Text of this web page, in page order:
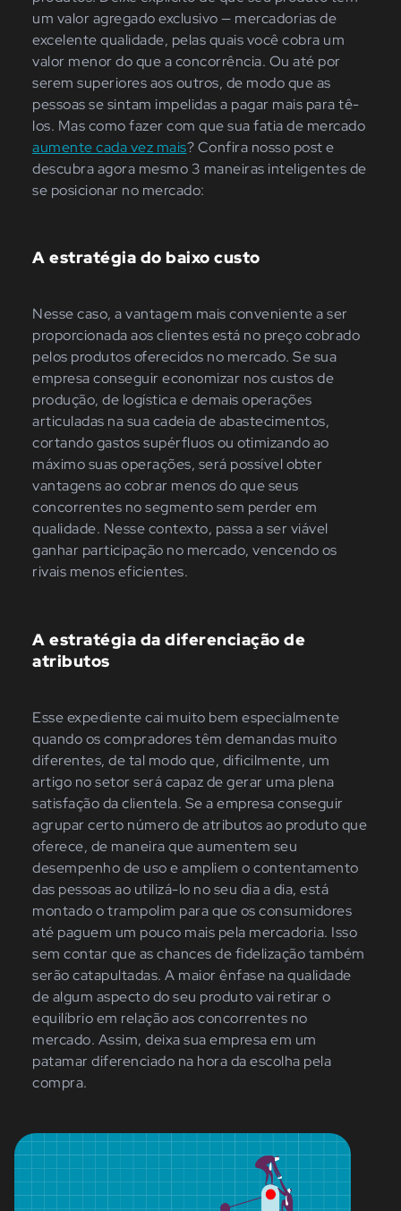
um valor agregado exclusivo — mercadorias de
excelente qualidade, pelas quais você cobra um
valor menor do que a concorrência. Ou até por
serem superiores aos outros, de modo que as
pessoas se sintam impelidas a pagar mais para tê-
los. Mas como fazer com que sua fatia de mercado
aumente cada vez mais? Confira nosso post e
descubra agora mesmo 3 maneiras inteligentes de
se posicionar no mercado:
A estratégia do baixo custo
Nesse caso, a vantagem mais conveniente a ser
proporcionada aos clientes está no preço cobrado
pelos produtos oferecidos no mercado. Se sua
empresa conseguir economizar nos custos de
produção, de logística e demais operações
articuladas na sua cadeia de abastecimentos,
cortando gastos supérfluos ou otimizando ao
máximo suas operações, será possível obter
vantagens ao cobrar menos do que seus
concorrentes no segmento sem perder em
qualidade. Nesse contexto, passa a ser viável
ganhar participação no mercado, vencendo os
rivais menos eficientes.
A estratégia da diferenciação de
atributos
Esse expediente cai muito bem especialmente
quando os compradores têm demandas muito
diferentes, de tal modo que, dificilmente, um
artigo no setor será capaz de gerar uma plena
satisfação da clientela. Se a empresa conseguir
agrupar certo número de atributos ao produto que
oferece, de maneira que aumentem seu
desempenho de uso e ampliem o contentamento
das pessoas ao utilizá-lo no seu dia a dia, está
montado o trampolim para que os consumidores
até paguem um pouco mais pela mercadoria. Isso
sem contar que as chances de fidelização também
serão catapultadas. A maior ênfase na qualidade
de algum aspecto do seu produto vai retirar o
equilíbrio em relação aos concorrentes no
mercado. Assim, deixa sua empresa em um
patamar diferenciado na hora da escolha pela
compra.